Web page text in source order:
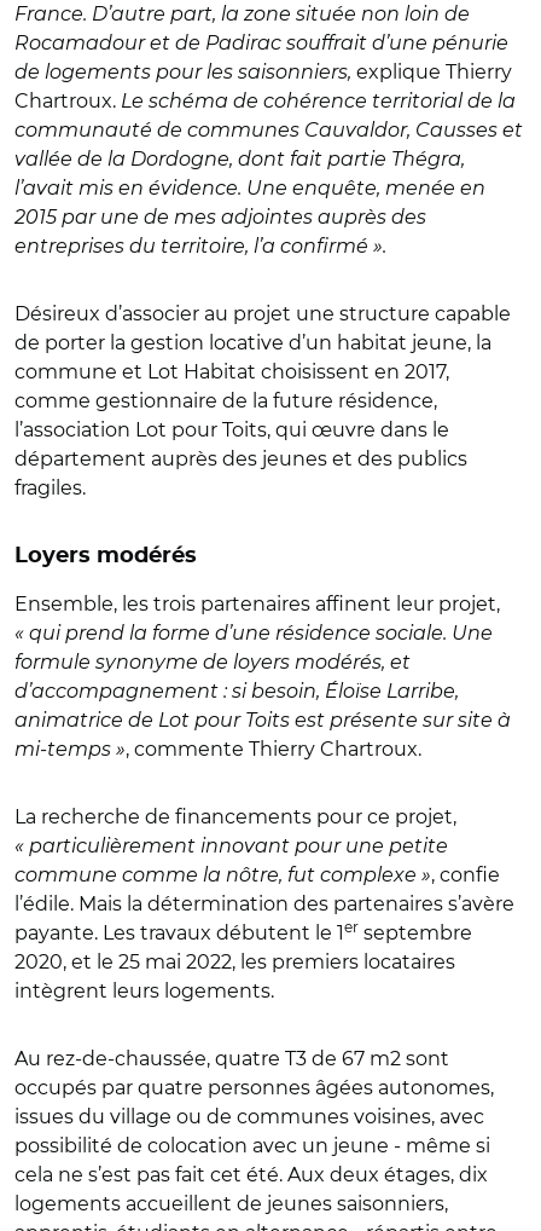
France. D’autre part, la zone située non loin de
Rocamadour et de Padirac souffrait d’une pénurie
de logements pour les saisonniers, explique Thierry
Chartroux. Le schéma de cohérence territorial de la
communauté de communes Cauvaldor, Causses et
vallée de la Dordogne, dont fait partie Thégra,
l’avait mis en évidence. Une enquête, menée en
2015 par une de mes adjointes auprès des
entreprises du territoire, l’a confirmé ».
Désireux d’associer au projet une structure capable
de porter la gestion locative d’un habitat jeune, la
commune et Lot Habitat choisissent en 2017,
comme gestionnaire de la future résidence,
l’association Lot pour Toits, qui œuvre dans le
département auprès des jeunes et des publics
fragiles.
Loyers modérés
Ensemble, les trois partenaires affinent leur projet,
« qui prend la forme d’une résidence sociale. Une
formule synonyme de loyers modérés, et
d’accompagnement : si besoin, Éloïse Larribe,
animatrice de Lot pour Toits est présente sur site à
mi-temps », commente Thierry Chartroux.
La recherche de financements pour ce projet,
« particulièrement innovant pour une petite
commune comme la nôtre, fut complexe », confie
l’édile. Mais la détermination des partenaires s’avère
payante. Les travaux débutent le 1er septembre
2020, et le 25 mai 2022, les premiers locataires
intègrent leurs logements.
Au rez-de-chaussée, quatre T3 de 67 m2 sont
occupés par quatre personnes âgées autonomes,
issues du village ou de communes voisines, avec
possibilité de colocation avec un jeune - même si
cela ne s’est pas fait cet été. Aux deux étages, dix
logements accueillent de jeunes saisonniers,